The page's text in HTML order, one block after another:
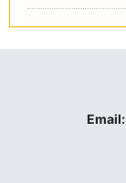
Email: